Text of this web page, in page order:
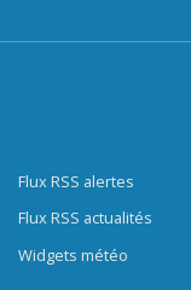
Flux RSS alertes
Flux RSS actualités
Widgets météo